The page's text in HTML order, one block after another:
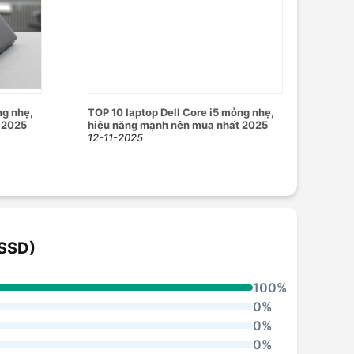
nhẹ,
TOP 10 laptop Dell Core i5 mỏng nhẹ,
hiệu năng mạnh nên mua nhất 2025
12-11-2025
100%
0%
0%
0%